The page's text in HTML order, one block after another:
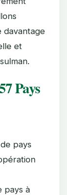
et
Pays
pays
pays à